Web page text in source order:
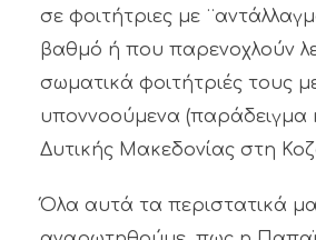
σε φοιτήτριες με
βαθμό ή που παρενοχλούν
σωματικά φοιτήτριές τους
υποννοούμενα (παράδειγμα
Δυτικής Μακεδονίας στη
Όλα αυτά τα περιστατικά